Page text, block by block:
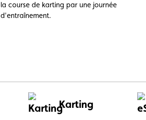
la course de karting par une journée
d'entraînement.
Karting